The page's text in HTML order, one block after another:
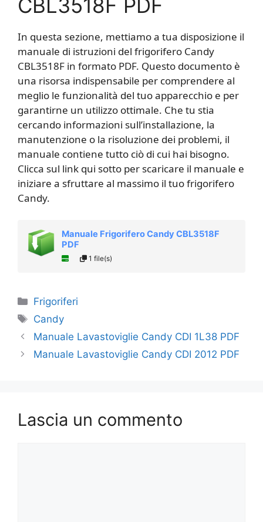
CBL3518F PDF
In questa sezione, mettiamo a tua disposizione il
manuale di istruzioni del frigorifero Candy
CBL3518F in formato PDF. Questo documento è
una risorsa indispensabile per comprendere al
meglio le funzionalità del tuo apparecchio e per
garantirne un utilizzo ottimale. Che tu stia
cercando informazioni sull’installazione, la
manutenzione o la risoluzione dei problemi, il
manuale contiene tutto ciò di cui hai bisogno.
Clicca sul link qui sotto per scaricare il manuale e
iniziare a sfruttare al massimo il tuo frigorifero
Candy.
Manuale Frigorifero Candy CBL3518F
PDF
1 file(s)
Categorie
Frigoriferi
Tag
Candy
Manuale Lavastoviglie Candy CDI 1L38 PDF
Manuale Lavastoviglie Candy CDI 2012 PDF
Lascia un commento